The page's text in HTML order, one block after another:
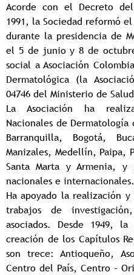
Acorde con el Decreto
1991, la Sociedad reformó
durante la presidencia de
el 5 de junio y 8 de
social a Asociación
Dermatológica (la
04746 del Ministerio de
La Asociación ha
Nacionales de Dermatología
Barranquilla, Bogotá,
Manizales, Medellín, Paipa,
Santa Marta y Armenia, y
nacionales e internacionales.
Ha apoyado la realización
trabajos de
asociados. Desde 1949,
creación de los Capítulos
son trece: Antioqueño,
Centro del País, Centro –